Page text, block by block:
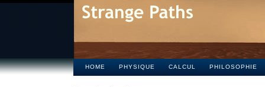
HOME PHYSIQUE CALCUL PHILOSOPHIE